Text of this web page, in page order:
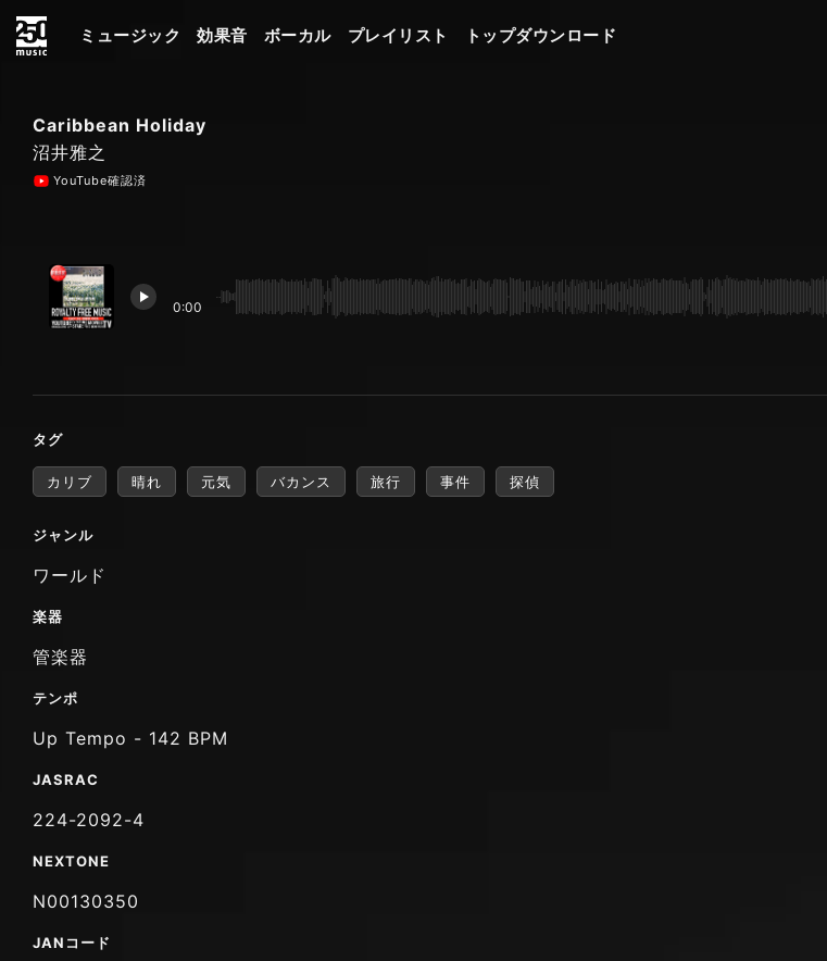
ミュージック 効果音 ボーカル プレイリスト トップダウンロード
Caribbean Holiday
沼井雅之
YouTube確認済
0:00
タグ
カリブ 晴れ 元気 バカンス 旅行 事件 探偵
ジャンル
ワールド
楽器
管楽器
テンポ
Up Tempo - 142 BPM
JASRAC
224-2092-4
NEXTONE
N00130350
JANコード